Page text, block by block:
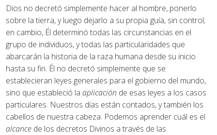
Dios no decretó simplemente hacer al hombre, ponerlo
sobre la tierra, y luego dejarlo a su propia guía, sin control;
en cambio, Él determinó todas las circunstancias en el
grupo de individuos, y todas las particularidades que
abarcarán la historia de la raza humana desde su inicio
hasta su fin. Él no decretó simplemente que se
establecieran leyes generales para el gobierno del mundo,
sino que estableció la aplicación de esas leyes a los casos
particulares. Nuestros días están contados, y también los
cabellos de nuestra cabeza. Podemos aprender cuál es el
alcance de los decretos Divinos a través de las